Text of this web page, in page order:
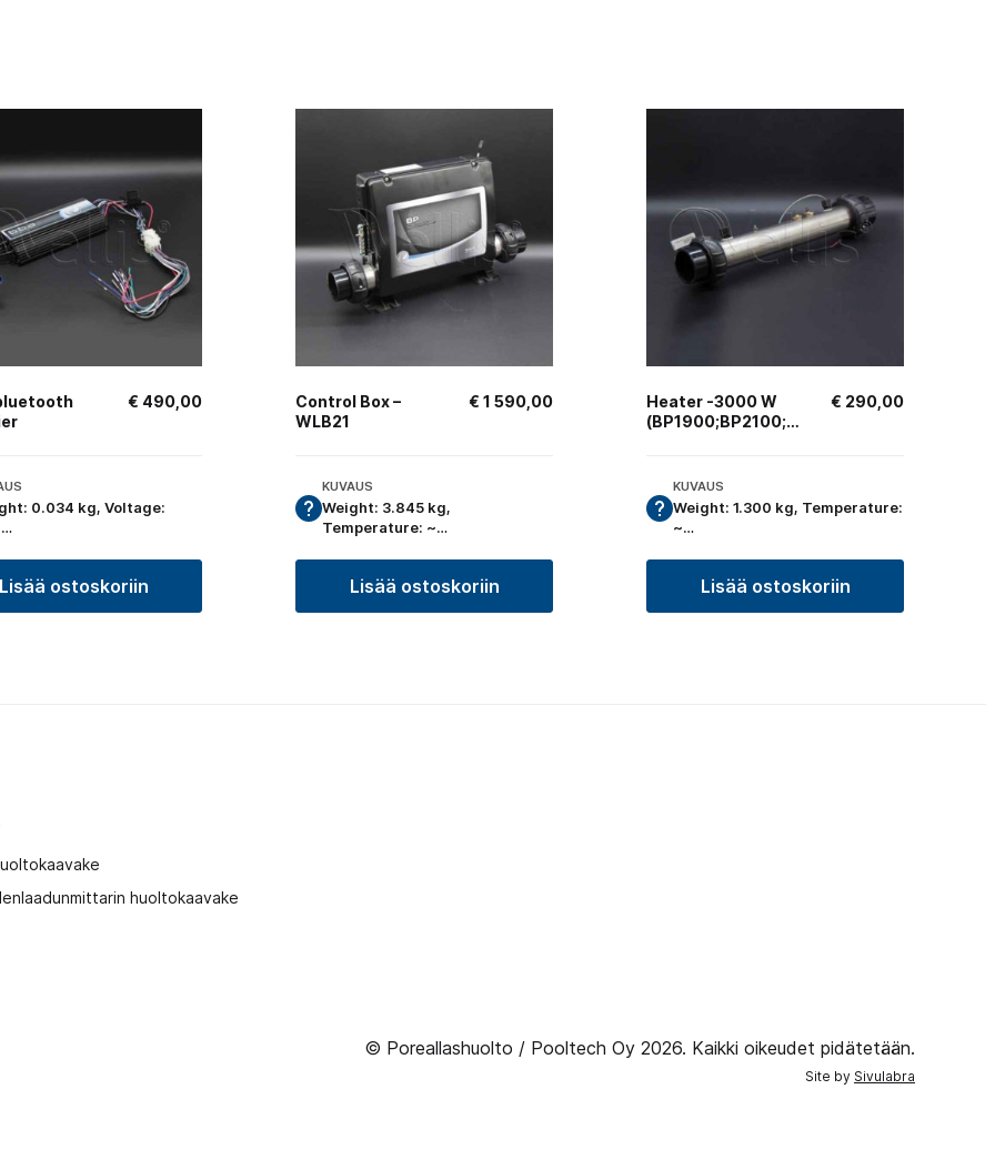
€ 490,00
0.034 kg, Voltage:
Lisää ostoskoriin
Control Box –
WLB21
€ 1 590,00
KUVAUS
Weight: 3.845 kg,
Temperature: ~…
Lisää ostoskoriin
Heater -3000 W
(BP1900;BP2100;GS523;GS501)
€ 290,00
KUVAUS
Weight: 1.300 kg, Temperature:
~…
Lisää ostoskoriin
huoltokaavake
© Poreallashuolto / Pooltech Oy 2026. Kaikki oikeudet pidätetään.
Site by Sivulabra